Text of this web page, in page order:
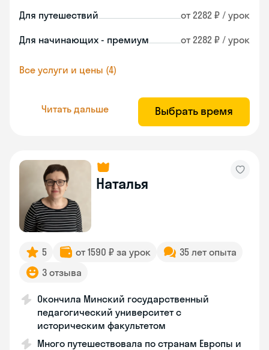
Для путешествий от 2282 ₽ / урок
Для начинающих - премиум от 2282 ₽ / урок
Все услуги и цены (4)
Читать дальше Выбрать время
Наталья
5 от 1590 ₽ за урок
35 лет опыта
3 отзыва
Окончила Минский государственный
педагогический университет с
историческим факультетом
Много путешествовала по странам Европы и